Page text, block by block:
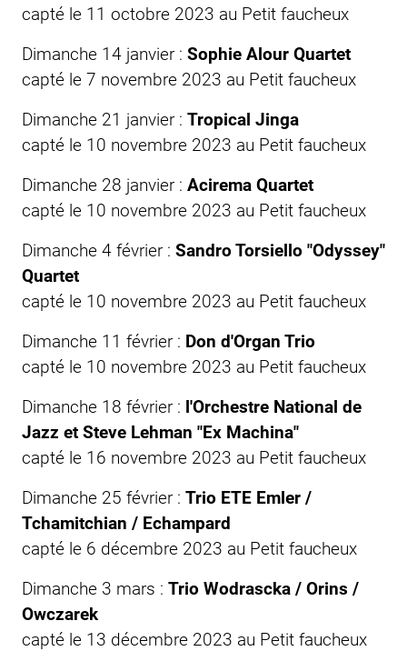
capté le 11 octobre 2023 au Petit faucheux
Dimanche 14 janvier : Sophie Alour Quartet
capté le 7 novembre 2023 au Petit faucheux
Dimanche 21 janvier : Tropical Jinga
capté le 10 novembre 2023 au Petit faucheux
Dimanche 28 janvier : Acirema Quartet
capté le 10 novembre 2023 au Petit faucheux
Dimanche 4 février : Sandro Torsiello "Odyssey"
Quartet
capté le 10 novembre 2023 au Petit faucheux
Dimanche 11 février : Don d'Organ Trio
capté le 10 novembre 2023 au Petit faucheux
Dimanche 18 février : l'Orchestre National de
Jazz et Steve Lehman "Ex Machina"
capté le 16 novembre 2023 au Petit faucheux
Dimanche 25 février : Trio ETE Emler /
Tchamitchian / Echampard
capté le 6 décembre 2023 au Petit faucheux
Dimanche 3 mars : Trio Wodrascka / Orins /
Owczarek
capté le 13 décembre 2023 au Petit faucheux